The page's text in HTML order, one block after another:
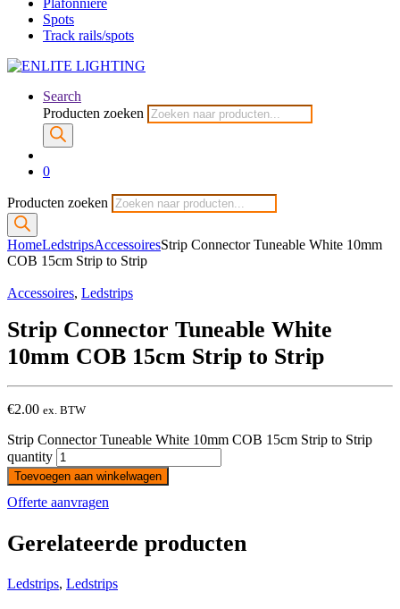
Plafonniere
Spots
Track rails/spots
Search
Producten zoeken
0
Producten zoeken
HomeLedstripsAccessoiresStrip Connector Tuneable White 10mm
COB 15cm Strip to Strip
Accessoires, Ledstrips
Strip Connector Tuneable White
10mm COB 15cm Strip to Strip
€2.00 ex. BTW
Strip Connector Tuneable White 10mm COB 15cm Strip to Strip
quantity
Toevoegen aan winkelwagen
Offerte aanvragen
Gerelateerde producten
Ledstrips, Ledstrips